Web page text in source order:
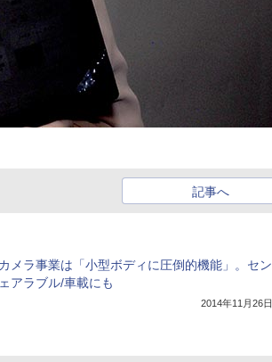
記事へ
メラ事業は「小型ボディに圧倒的機能」。セン
アラブル/車載にも
2014年11月26日